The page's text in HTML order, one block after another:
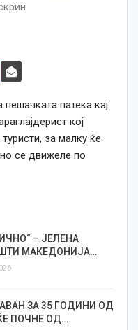
патека кај
кој
за малку ќе
се движеле по
– ЈЕЛЕНА
МАКЕДОНИЈА…
ЗА 35 ГОДИНИ ОД
ПОЧНЕ ОД…